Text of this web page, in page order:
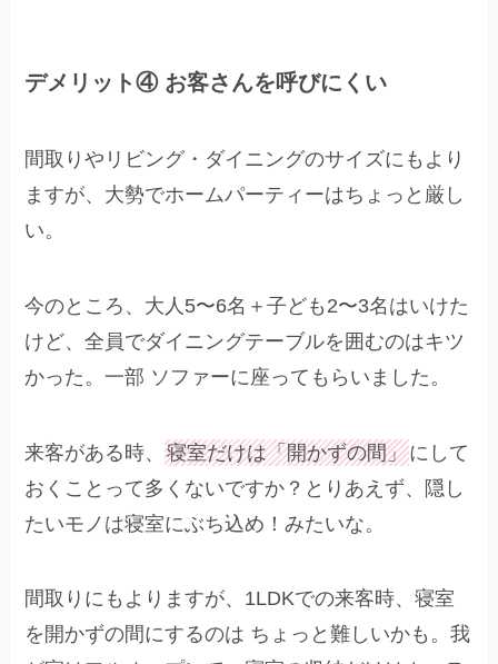
デメリット④ お客さんを呼びにくい
間取りやリビング・ダイニングのサイズにもより
ますが、大勢でホームパーティーはちょっと厳し
い。
今のところ、大人5〜6名＋子ども2〜3名はいけた
けど、全員でダイニングテーブルを囲むのはキツ
かった。一部 ソファーに座ってもらいました。
来客がある時、寝室だけは「開かずの間」にして
おくことって多くないですか？とりあえず、隠し
たいモノは寝室にぶち込め！みたいな。
間取りにもよりますが、1LDKでの来客時、寝室
を開かずの間にするのは ちょっと難しいかも。我